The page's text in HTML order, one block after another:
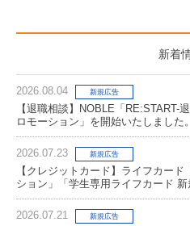
新着
2026.08.04 新規広告
【退職相談】NOBLE「RE:START-
ロモーション」を開始いたしました。
2026.07.23 新規広告
【クレジットカード】ライフカー
ション」「学生専用ライフカード
たしました。
2026.07.21
新規広告